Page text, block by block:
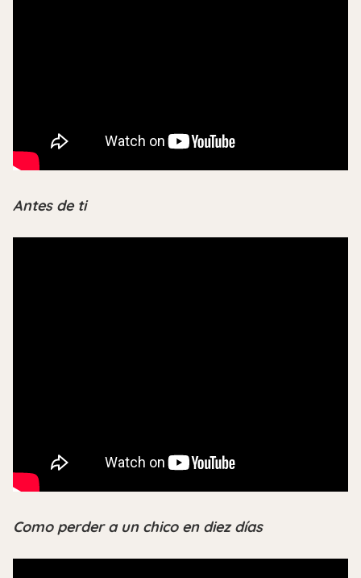
Antes de ti
Como perder a un chico en diez días